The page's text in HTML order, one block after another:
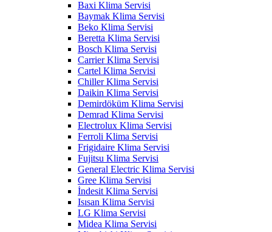
Baxi Klima Servisi
Baymak Klima Servisi
Beko Klima Servisi
Beretta Klima Servisi
Bosch Klima Servisi
Carrier Klima Servisi
Cartel Klima Servisi
Chiller Klima Servisi
Daikin Klima Servisi
Demirdöküm Klima Servisi
Demrad Klima Servisi
Electrolux Klima Servisi
Ferroli Klima Servisi
Frigidaire Klima Servisi
Fujitsu Klima Servisi
General Electric Klima Servisi
Gree Klima Servisi
İndesit Klima Servisi
Isısan Klima Servisi
LG Klima Servisi
Midea Klima Servisi